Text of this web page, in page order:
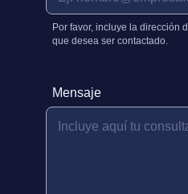
Por favor, incluye la dirección
que desea ser contactado.
E
m
Mensaje